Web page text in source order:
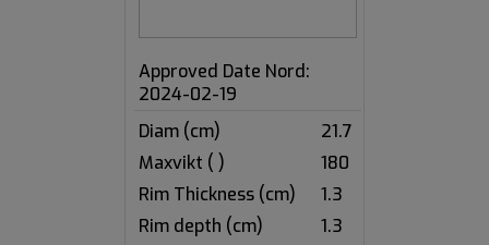
Approved Date Nord:
2024-02-19
Diam (cm)
21.7
Maxvikt ( )
180
Rim Thickness (cm)
1.3
Rim depth (cm)
1.3